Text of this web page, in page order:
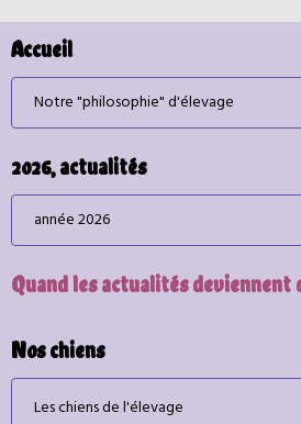
Accueil
Notre "philosophie" d'élevage
2026, actualités
année 2026
Quand les actualités deviennent
Nos chiens
Les chiens de l'élevage